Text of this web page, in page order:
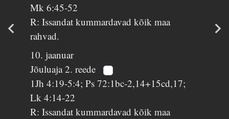
Mk 6:45-52
R: Issandat kummardavad kõik maa
rahvad.
10. jaanuar
Jõuluaja 2. reede
1Jh 4:19-5:4; Ps 72:1bc-2,14+15cd,17;
Lk 4:14-22
R: Issandat kummardavad kõik maa